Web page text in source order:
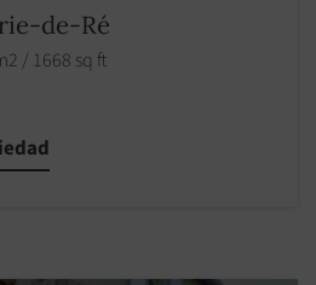
de-Ré
/ 1668 sq ft